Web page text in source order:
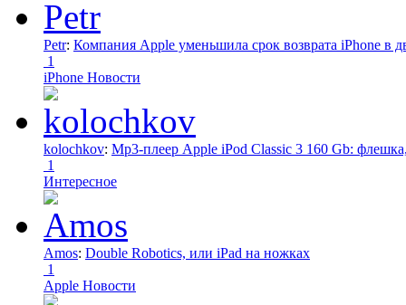
Petr: Компания Apple уменьшила срок возврата iPhone в
1
iPhone Новости
kolochkov: Mp3-плеер Apple iPod Classic 3 160 Gb:
1
Интересное
Amos: Double Robotics, или iPad на ножках
1
Apple Новости